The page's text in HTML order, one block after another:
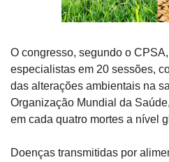
O congresso, segundo o
especialistas em 20 sessões,
das alterações ambientais na
Organização Mundial da
em cada quatro mortes a nível
Doenças transmitidas por